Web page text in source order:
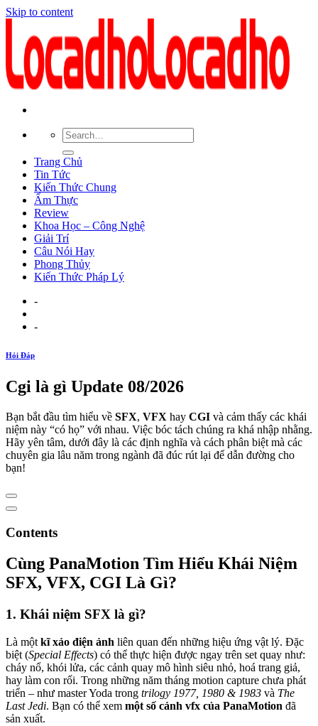
Skip to content
Trang Chủ
Tin Tức
Kiến Thức Chung
Ẩm Thực
Review
Khoa Học – Công Nghệ
Giải Trí
Câu Nói Hay
Phong Thủy
Kiến Thức Pháp Lý
-
-
Hỏi Đáp
Cgi là gì Update 08/2026
Bạn bắt đầu tìm hiểu về SFX, VFX hay CGI và cảm thấy các khái
niệm này “có họ” với nhau. Việc bóc tách chúng ra khá nhập nhằng.
Hãy yên tâm, dưới đây là các định nghĩa và cách phân biệt mà các
chuyên gia lâu năm trong ngành đã đúc rút lại để dẫn đường cho
bạn!
Contents
Cùng PanaMotion Tìm Hiểu Khái Niệm
SFX, VFX, CGI Là Gì?
1. Khái niệm SFX là gì?
Là một kĩ xảo điện ảnh liên quan đến những hiệu ứng vật lý. Đặc
biệt (Special Effects) có thể thực hiện được ngay trên set quay như:
cháy nổ, khói lửa, các cảnh quay mô hình siêu nhỏ, hoá trang giả,
hay làm con rối. Trong những năm tháng motion capture chưa phát
triển – như master Yoda trong trilogy 1977, 1980 & 1983 và The
Last Jedi. Bạn có thể xem một số cảnh vfx của PanaMotion đã
sản xuất.